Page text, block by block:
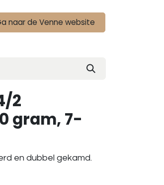
naar de Venne website
2
gram, 7-
en dubbel gekamd.